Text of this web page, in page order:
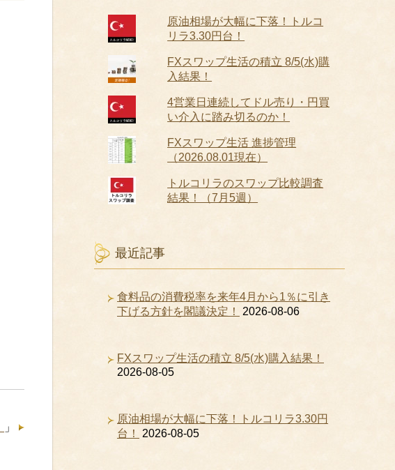
」
原油相場が大幅に下落！トルコ
リラ3.30円台！
FXスワップ生活の積立 8/5(水)購
入結果！
4営業日連続してドル売り・円買
い介入に踏み切るのか！
FXスワップ生活 進捗管理
（2026.08.01現在）
トルコリラのスワップ比較調査
結果！（7月5週）
最近記事
食料品の消費税率を来年4月から1％に引き
下げる方針を閣議決定！
2026-08-06
FXスワップ生活の積立 8/5(水)購入結果！
2026-08-05
原油相場が大幅に下落！トルコリラ3.30円
台！
2026-08-05